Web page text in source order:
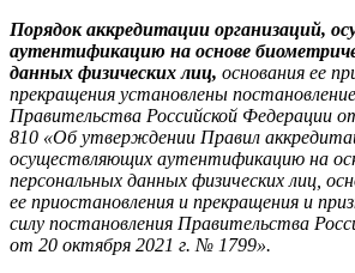
Порядок аккредитации организаций,
аутентификацию на основе
данных физических лиц, основания ее
прекращения установлены
Правительства Российской Федерации
810 «Об утверждении Правил
осуществляющих аутентификацию на
персональных данных физических лиц,
ее приостановления и прекращения и
силу постановления Правительства
от 20 октября 2021 г. № 1799».